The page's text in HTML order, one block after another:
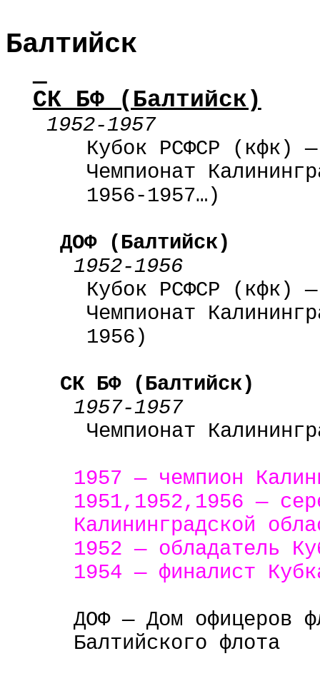
Балтийск
СК БФ (Балтийск)
1952-1957
Кубок РСФСР ( кфк)
Чемпионат
1956-1957…)
ДОФ (Балтийск)
1952-1956
Кубок РСФСР ( кфк)
Чемпионат
1956)
СК БФ (Балтийск)
1957-1957
Чемпионат
1957 — чемпион
1951,1952,1956 —
Калининградской
1952 — обладатель
1954 — финалист
ДОФ — Дом офицеров
Балтийского флота